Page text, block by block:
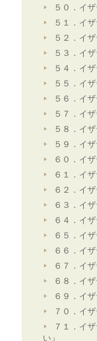
５０．イ
５１．イ
５２．イ
５３．イ
５４．イ
５５．イ
５６．イ
５７．イ
５８．イ
５９．イ
６０．イ
６１．イ
６２．イ
６３．イ
６４．イ
６５．イ
６６．イ
６７．イ
６８．イ
６９．イ
７０．イ
７１．イ
い』